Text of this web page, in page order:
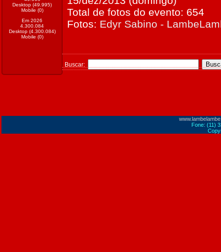
Desktop (49.995)
Mobile (0)
Em 2026
4.300.084
Desktop (4.300.084)
Mobile (0)
Total de fotos do evento: 654
Fotos: Edyr Sabino -
Buscar:
Fone: (11)